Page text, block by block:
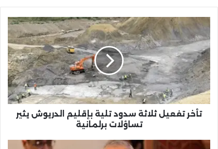
ثلاثة
سدود
تلية
بإقليم
الدريوش
يثير
تساؤلات
برلمانية
تأخر تفعيل ثلاثة سدود تلية بإقليم الدريوش يثير
تساؤلات برلمانية
أبركان